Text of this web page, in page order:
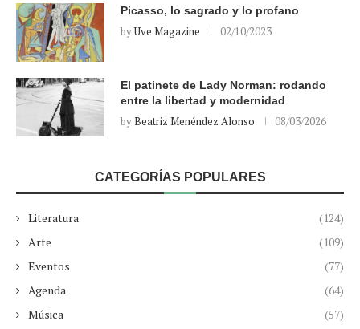
Picasso, lo sagrado y lo profano
byUve Magazine 02/10/2023
El patinete de Lady Norman: rodando
entre la libertad y modernidad
byBeatriz Menéndez Alonso 08/03/2026
CATEGORÍAS POPULARES
Literatura
(124)
Arte
(109)
Eventos
(77)
Agenda
(64)
Música
(57)